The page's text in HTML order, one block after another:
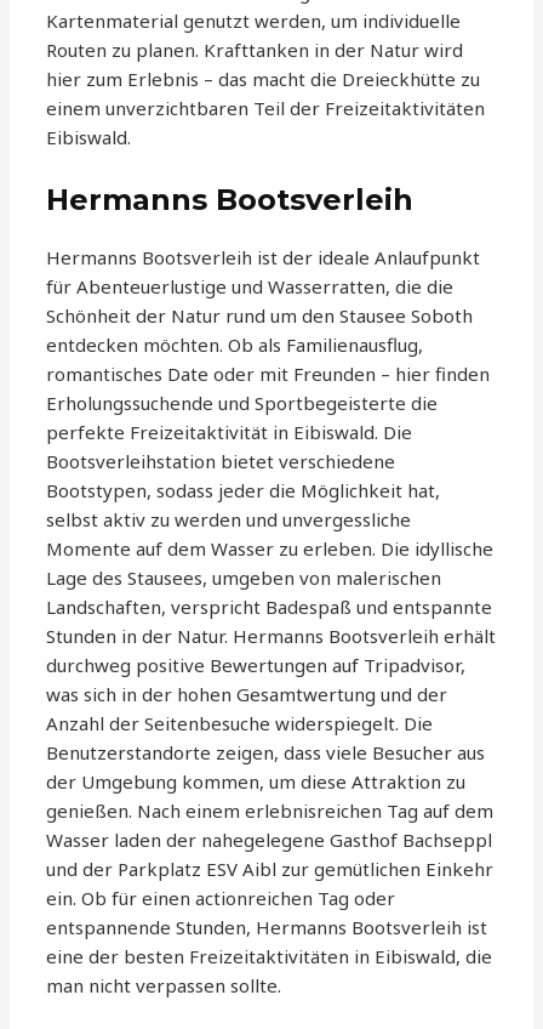
Kartenmaterial genutzt werden, um individuelle
Routen zu planen. Krafttanken in der Natur wird
hier zum Erlebnis – das macht die Dreieckhütte zu
einem unverzichtbaren Teil der Freizeitaktivitäten
Eibiswald.
Hermanns Bootsverleih
Hermanns Bootsverleih ist der ideale Anlaufpunkt
für Abenteuerlustige und Wasserratten, die die
Schönheit der Natur rund um den Stausee Soboth
entdecken möchten. Ob als Familienausflug,
romantisches Date oder mit Freunden – hier finden
Erholungssuchende und Sportbegeisterte die
perfekte Freizeitaktivität in Eibiswald. Die
Bootsverleihstation bietet verschiedene
Bootstypen, sodass jeder die Möglichkeit hat,
selbst aktiv zu werden und unvergessliche
Momente auf dem Wasser zu erleben. Die idyllische
Lage des Stausees, umgeben von malerischen
Landschaften, verspricht Badespaß und entspannte
Stunden in der Natur. Hermanns Bootsverleih erhält
durchweg positive Bewertungen auf Tripadvisor,
was sich in der hohen Gesamtwertung und der
Anzahl der Seitenbesuche widerspiegelt. Die
Benutzerstandorte zeigen, dass viele Besucher aus
der Umgebung kommen, um diese Attraktion zu
genießen. Nach einem erlebnisreichen Tag auf dem
Wasser laden der nahegelegene Gasthof Bachseppl
und der Parkplatz ESV Aibl zur gemütlichen Einkehr
ein. Ob für einen actionreichen Tag oder
entspannende Stunden, Hermanns Bootsverleih ist
eine der besten Freizeitaktivitäten in Eibiswald, die
man nicht verpassen sollte.